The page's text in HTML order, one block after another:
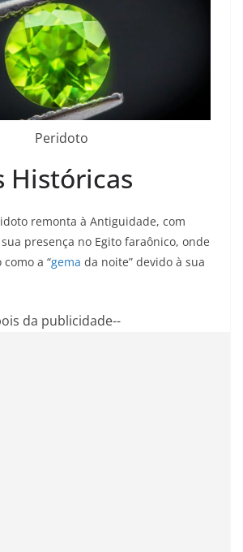
Peridoto
Históricas
remonta à Antiguidade, com
presença no Egito faraônico, onde
a “gema da noite” devido à sua
da publicidade--